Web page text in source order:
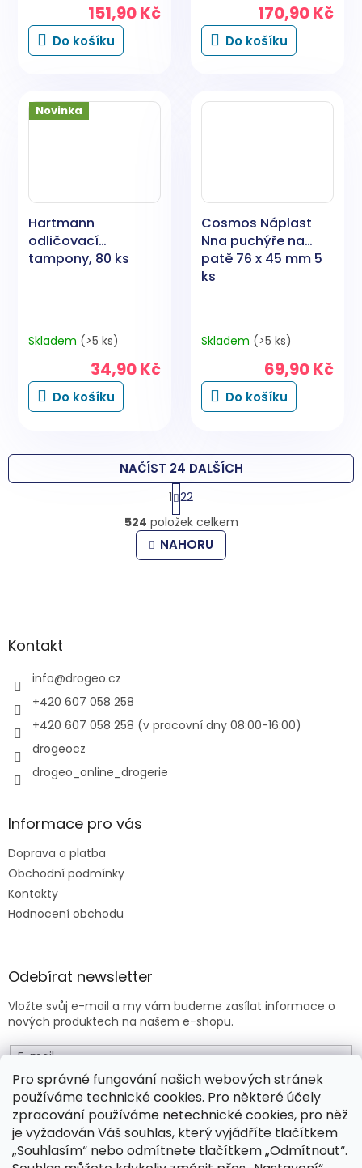
Pro správné fungování našich webových stránek
používáme technické cookies. Pro některé účely
zpracování používáme netechnické cookies, pro něž
je vyžadován Váš souhlas, který vyjádříte tlačítkem
„Souhlasím“ nebo odmítnete tlačítkem „Odmítnout“.
151,90 Kč
Do košíku
170,90 Kč
Do košíku
Novinka
Hartmann
odličovací
tampony, 80 ks
Skladem (>5 ks)
34,90 Kč
Do košíku
Cosmos Náplast
Nna puchýře na
patě 76 x 45 mm 5
ks
Skladem (>5 ks)
69,90 Kč
Do košíku
O
v
l
á
a
ý
NAČÍST 24 DALŠÍCH
S
t
r
á
n
k
v
1 22
524 položek celkem
NAHORU
Z
aKontakt
info@drogeo.cz
+420 607 058 258
+420 607 058 258 (v pracovní dny 08:00-16:00)
drogeocz
drogeo_online_drogerie
Informace pro vás
Doprava a platba
Obchodní podmínky
Kontakty
Hodnocení obchodu
Odebírat newsletter
Vložte svůj e-mail a my vám budeme zasílat informace o
nových produktech na našem e-shopu.
E-mail
Vložením e-mailu souhlasíte sobchodními podmínkami .
PŘIHLÁSIT SE